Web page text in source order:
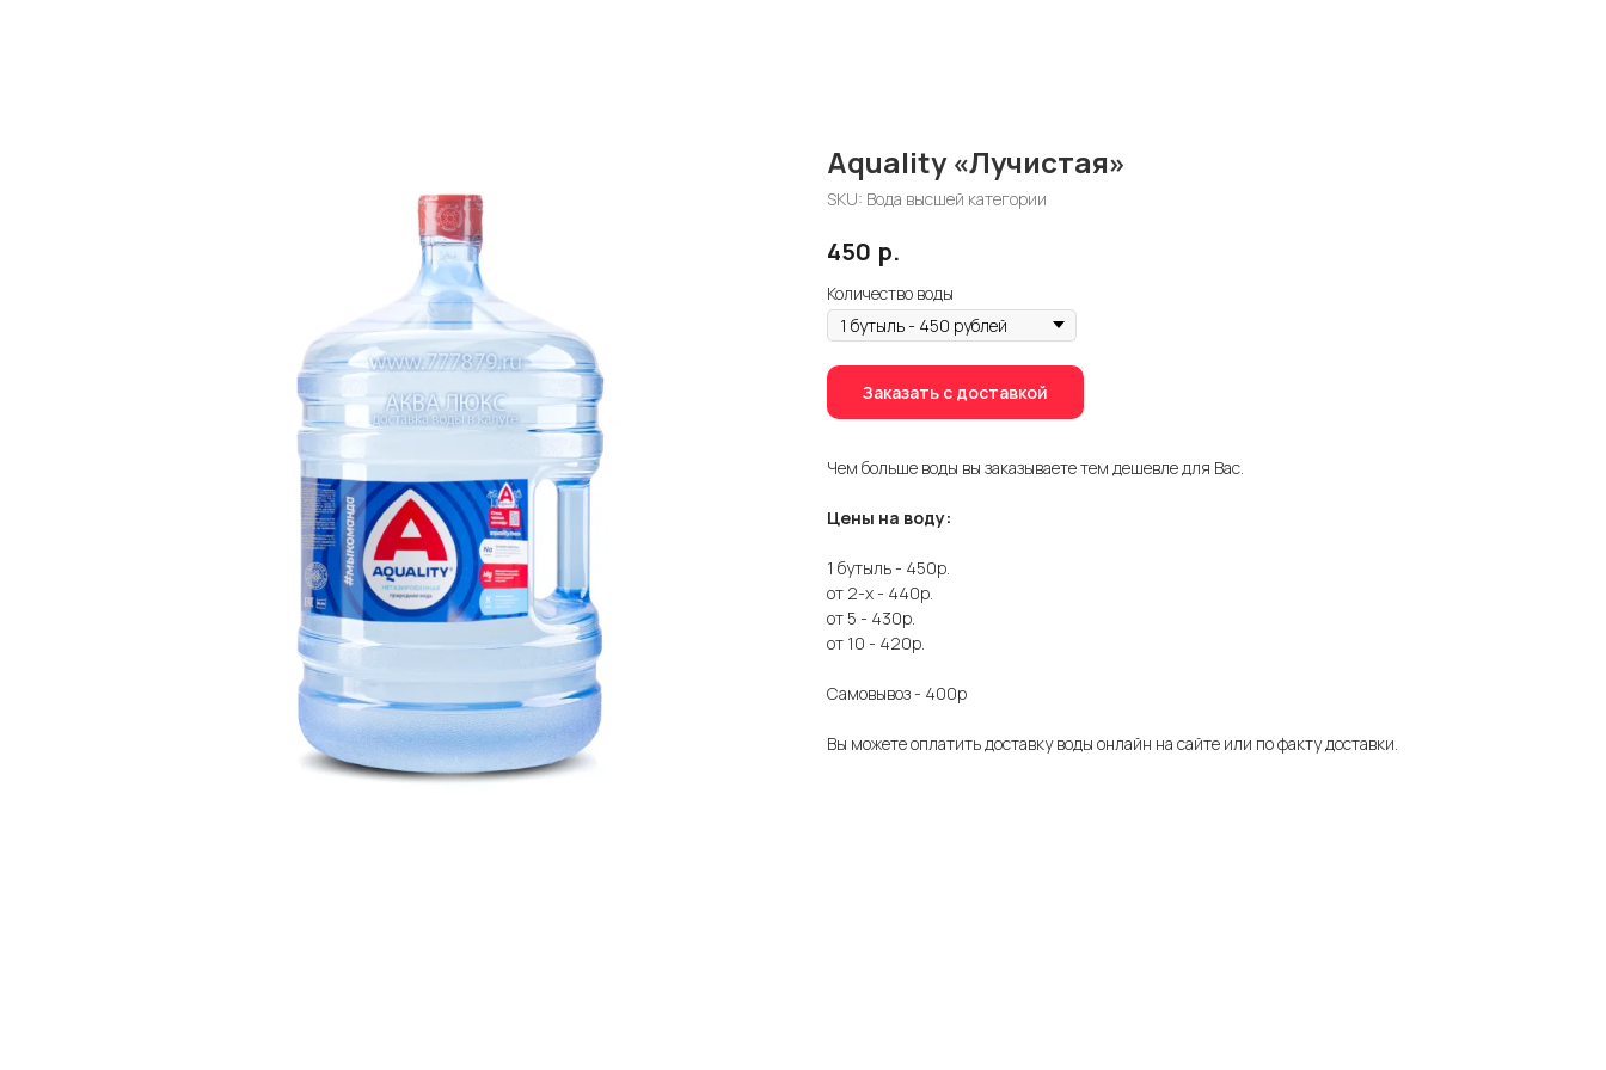
Aquality «Лучистая»
SKU: Вода высшей категории
450 р.
Количество воды
Заказать с доставкой
Чем больше воды вы заказываете тем дешевле для Вас.
Цены на воду:
1 бутыль - 450р.
от 2-х - 440р.
от 5 - 430р.
от 10 - 420р.
Самовывоз - 400р
Вы можете оплатить доставку воды онлайн на сайте или по факту доставки.